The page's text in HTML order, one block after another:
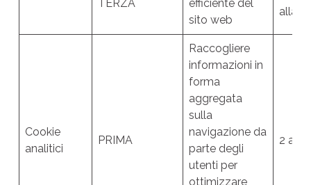
efficiente del
sito web
TERZA
alla
Cookie
analitici
PRIMA
Raccogliere
informazioni in
forma
aggregata
sulla
navigazione da
parte degli
utenti per
ottimizzare
2 anni